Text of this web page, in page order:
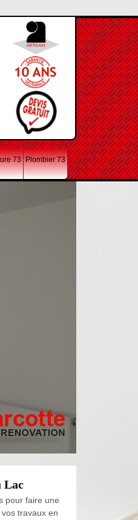
73 Plombier 73
Lac
pour faire une
travaux en